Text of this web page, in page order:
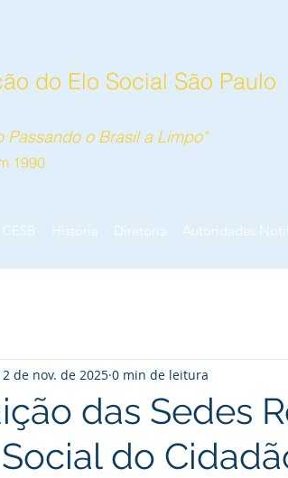
do Elo Social São Paulo
Passando o Brasil a Limpo"
1990
CESB História Diretoria Autoridades
das Sedes
do
de nov. de 2025 0 min de leitura